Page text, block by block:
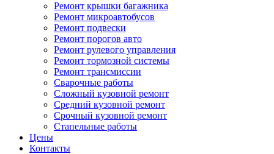
Ремонт крышки багажника
Ремонт микроавтобусов
Ремонт подвески
Ремонт порогов авто
Ремонт рулевого управления
Ремонт тормозной системы
Ремонт трансмиссии
Сварочные работы
Сложный кузовной ремонт
Средний кузовной ремонт
Срочный кузовной ремонт
Стапельные работы
Цены
Контакты